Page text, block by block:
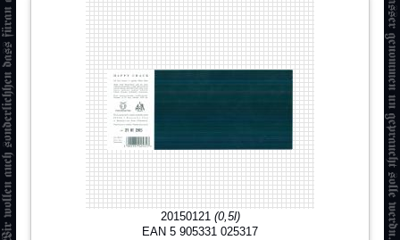
20150121 (0,5l)
EAN 5 905331 025317